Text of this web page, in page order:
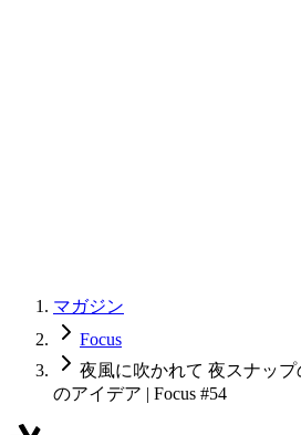
マガジン
Focus
夜風に吹かれて 夜スナッ
のアイデア | Focus #54